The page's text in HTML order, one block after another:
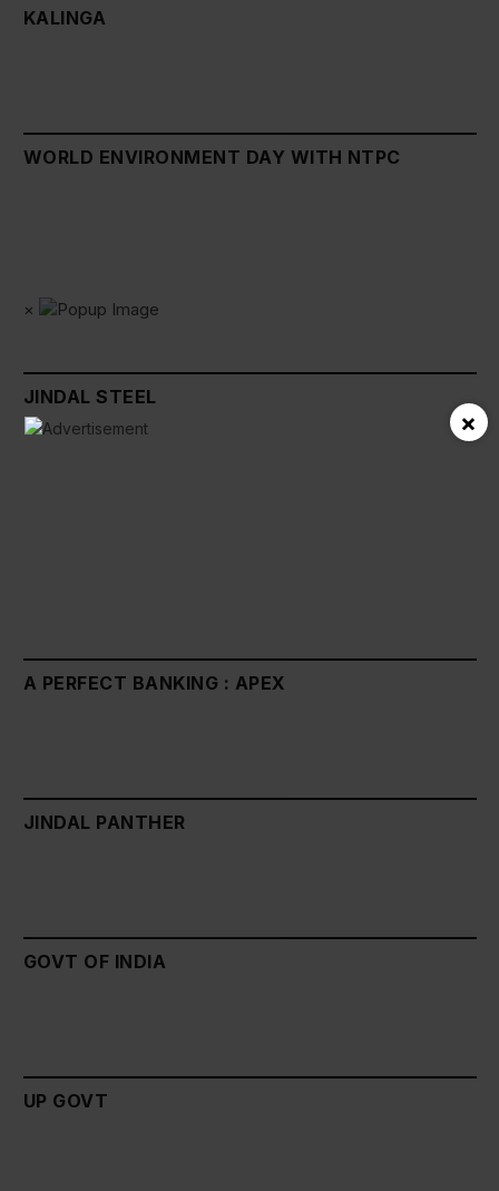
KALINGA
WORLD ENVIRONMENT DAY WITH NTPC
×
JINDAL STEEL
A PERFECT BANKING : APEX
JINDAL PANTHER
GOVT OF INDIA
UP GOVT
×